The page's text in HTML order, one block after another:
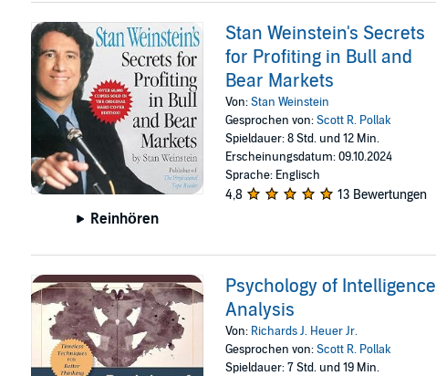
Reinhören
Stan Weinstein's Secrets
for Profiting in Bull and
Bear Markets
Von:Stan Weinstein
Gesprochen von:Scott R. Pollak
Spieldauer: 8 Std. und 12 Min.
Erscheinungsdatum: 09.10.2024
Sprache: Englisch
4,8 13 Bewertungen
Psychology of Intelligence
Analysis
Von: Richards J. Heuer Jr.
Gesprochen von:Scott R. Pollak
Spieldauer: 7 Std. und 19 Min.